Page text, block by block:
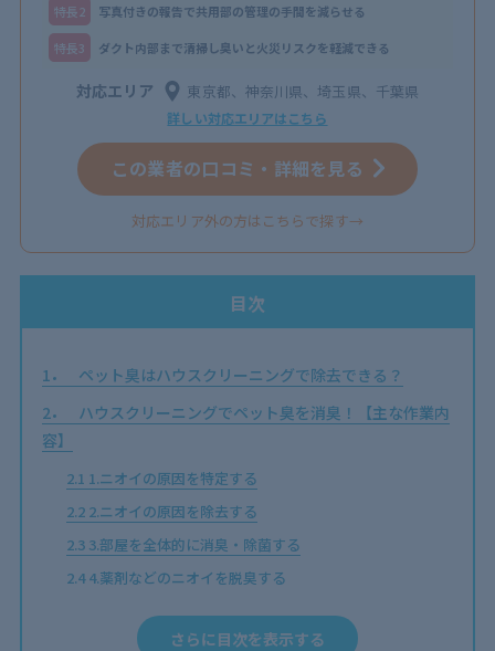
特⻑2 写真付きの報告で共用部の管理の手間を減らせる
特⻑3 ダクト内部まで清掃し臭いと火災リスクを軽減できる
対応エリア 東京都、神奈川県、埼玉県、千葉県
詳しい対応エリアはこちら
この業者の口コミ・詳細を見る
対応エリア外の方はこちらで探す→
目次
1
ペット臭はハウスクリーニングで除去できる？
2
ハウスクリーニングでペット臭を消臭！【主な作業内
容】
2.1 1.ニオイの原因を特定する
2.22.ニオイの原因を除去する
2.33.部屋を全体的に消臭・除菌する
2.44.薬剤などのニオイを脱臭する
ペット臭除去のハウスクリーニングでかかる費用の相
さらに目次を表示する